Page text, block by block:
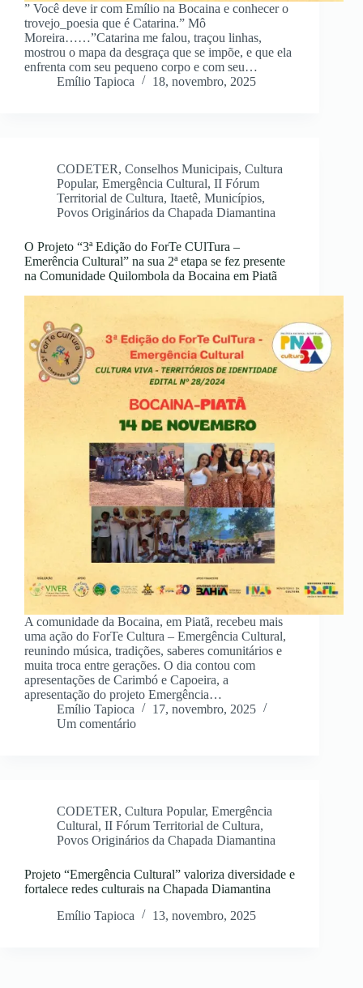
” Você deve ir com Emílio na Bocaina e conhecer o
trovejo_poesia que é Catarina.” Mô
Moreira……”Catarina me falou, traçou linhas,
mostrou o mapa da desgraça que se impõe, e que ela
enfrenta com seu pequeno corpo e com seu…
Emílio Tapioca
18, novembro, 2025
CODETER, Conselhos Municipais, Cultura
Popular, Emergência Cultural, II Fórum
Territorial de Cultura, Itaetê, Municípios,
Povos Originários da Chapada Diamantina
O Projeto “3ª Edição do ForTe CUlTura –
Emerência Cultural” na sua 2ª etapa se fez presente
na Comunidade Quilombola da Bocaina em Piatã
A comunidade da Bocaina, em Piatã, recebeu mais
uma ação do ForTe Cultura – Emergência Cultural,
reunindo música, tradições, saberes comunitários e
muita troca entre gerações. O dia contou com
apresentações de Carimbó e Capoeira, a
apresentação do projeto Emergência…
Emílio Tapioca
17, novembro, 2025
Um comentário
CODETER, Cultura Popular, Emergência
Cultural, II Fórum Territorial de Cultura,
Povos Originários da Chapada Diamantina
Projeto “Emergência Cultural” valoriza diversidade e
fortalece redes culturais na Chapada Diamantina
Emílio Tapioca
13, novembro, 2025